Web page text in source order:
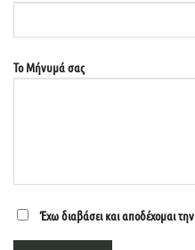
Το Μήνυμά σας
Έχω διαβάσει και αποδέχομαι την